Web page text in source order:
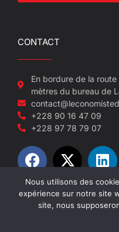
CONTACT
En bordure de la route
mètres du bureau de
+228 90 16 47 09
+228 97 78 79 07
© 2022-2026
Site
Nous utilisons des
expérience sur notre site
site, nous